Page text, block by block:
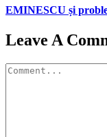
EMINESCU și
Leave A
Comment